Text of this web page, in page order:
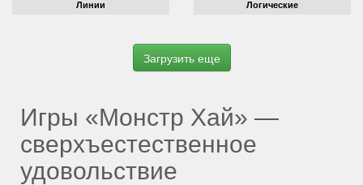
Линии Логические
Игры «Монстр Хай» —
сверхъестественное
удовольствие